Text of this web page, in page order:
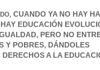
CUANDO YA NO HAY
EDUCACIÓN
PERO NO
Y POBRES, DÁNDOLES
A LA